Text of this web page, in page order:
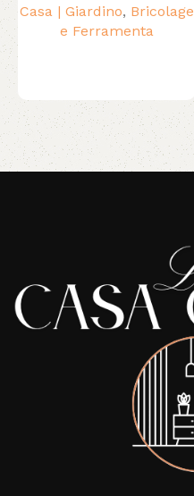
Casa | Giardino, Bricolage
e Ferramenta
Read More